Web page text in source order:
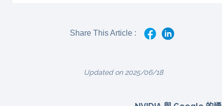
Share This Article :
Updated on 2025/06/18